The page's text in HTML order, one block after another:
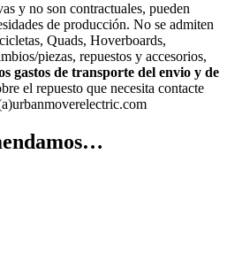
y no son contractuales, pueden
de producción. No se admiten
Quads, Hoverboards,
piezas, repuestos y accesorios,
gastos de transporte del envio y de
el repuesto que necesita contacte